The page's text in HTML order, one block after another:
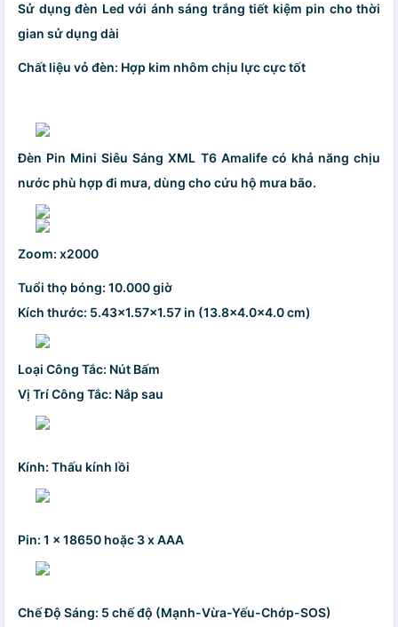
Sử dụng đèn Led với ánh sáng trắng tiết kiệm pin cho thời
gian sử dụng dài
Chất liệu vỏ đèn: Hợp kim nhôm chịu lực cực tốt
Đèn Pin Mini Siêu Sáng XML T6 Amalife có khả năng chịu
nước phù hợp đi mưa, dùng cho cứu hộ mưa bão.
Zoom: x2000
Tuổi thọ bóng: 10.000 giờ
Kích thước: 5.43x1.57x1.57 in (13.8x4.0x4.0 cm)
Loại Công Tắc: Nút Bấm
Vị Trí Công Tắc: Nắp sau
Kính: Thấu kính lồi
Pin: 1 x 18650 hoặc 3 x AAA
Chế Độ Sáng: 5 chế độ (Mạnh-Vừa-Yếu-Chớp-SOS)